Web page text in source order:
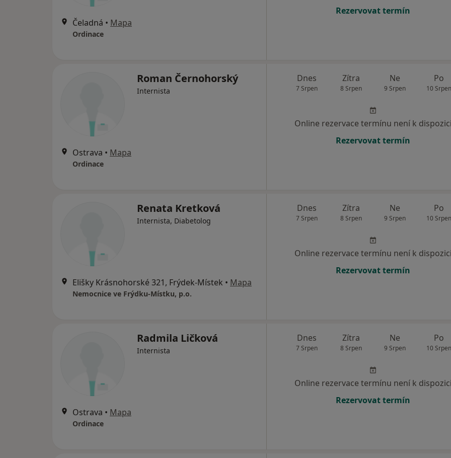
Čeladná • Mapa
Ordinace
Rezervovat termín
Roman Černohorský
Internista
Ostrava • Mapa
Ordinace
Dnes
7 Srpen
Zítra
8 Srpen
Ne
9 Srpen
Po
10 Srpen
Online rezervace termínu není k dispozici
Rezervovat termín
Renata Kretková
Internista, Diabetolog
Elišky Krásnohorské 321, Frýdek-Místek • Mapa
Nemocnice ve Frýdku-Místku, p.o.
Dnes
7 Srpen
Zítra
8 Srpen
Ne
9 Srpen
Po
10 Srpen
Online rezervace termínu není k dispozici
Rezervovat termín
Radmila Ličková
Internista
Ostrava • Mapa
Ordinace
Dnes
7 Srpen
Zítra
8 Srpen
Ne
9 Srpen
Po
10 Srpen
Online rezervace termínu není k dispozici
Rezervovat termín